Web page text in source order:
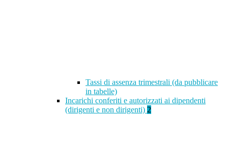
Tassi di assenza trimestrali (da pubblicare
in tabelle)
Incarichi conferiti e autorizzati ai dipendenti
(dirigenti e non dirigenti) 2